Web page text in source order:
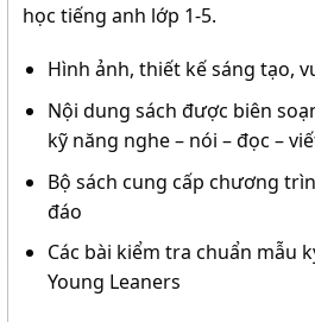
học tiếng anh lớp 1-5.
Hình ảnh, thiết kế sáng tạo,
Nội dung sách được biên
kỹ năng nghe – nói – đọc –
Bộ sách cung cấp chương
đáo
Các bài kiểm tra chuẩn mẫu
Young Leaners